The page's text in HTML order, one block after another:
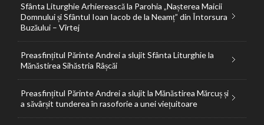
Sfânta Liturghie Arhierească la Parohia „Nașterea Maicii
Domnului și Sfântul Ioan Iacob de la Neamț” din Întorsura
Buzăului – Vîrtej
Preasfințitul Părinte Andrei a slujit Sfânta Liturghie la
Mănăstirea Sihăstria Râșcăi
Preasfințitul Părinte Andrei a slujit la Mănăstirea Mărcuș și
a săvârșit tunderea în rasoforie a unei viețuitoare